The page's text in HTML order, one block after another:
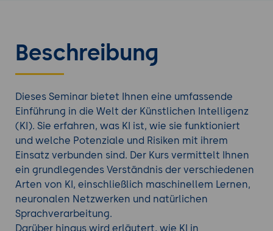
Beschreibung
Dieses Seminar bietet Ihnen eine umfassende
Einführung in die Welt der Künstlichen Intelligenz
(KI). Sie erfahren, was KI ist, wie sie funktioniert
und welche Potenziale und Risiken mit ihrem
Einsatz verbunden sind. Der Kurs vermittelt Ihnen
ein grundlegendes Verständnis der verschiedenen
Arten von KI, einschließlich maschinellem Lernen,
neuronalen Netzwerken und natürlichen
Sprachverarbeitung.
Darüber hinaus wird erläutert, wie KI in